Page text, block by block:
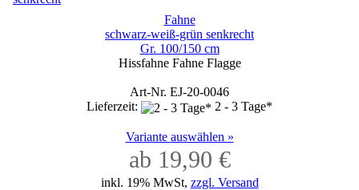
Fahne
schwarz-weiß-grün senkrecht
Gr. 100/150 cm
Hissfahne Fahne Flagge
Art-Nr. EJ-20-0046
Lieferzeit:
2 - 3 Tage*
Variante auswählen »
ab 19,90 €
inkl. 19% MwSt, zzgl. Versand